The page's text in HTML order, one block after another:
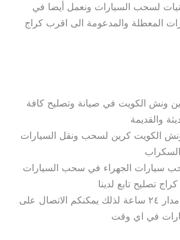
لسحب السيارات ونعمل أيضا في
المعطلة والمدعومة الى اقرب كراج
ونش الكويت في صيانة وتصليح كافة
والقديمة
الكويت كرين لسحب ونقل السيارات
سيارات الجهراء في سحب السيارات
تصليح تابع لدينا
خدمتنا متاحة على مدار ٢٤ ساعة لذلك يمكنكم الاتصال على
في اي وقت